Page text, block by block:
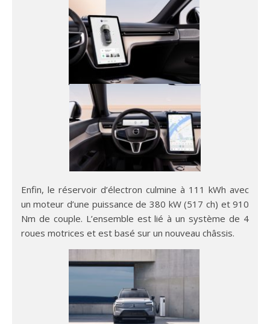
Enfin, le réservoir d’électron culmine à 111 kWh avec
un moteur d’une puissance de 380 kW (517 ch) et 910
Nm de couple. L’ensemble est lié à un système de 4
roues motrices et est basé sur un nouveau châssis.